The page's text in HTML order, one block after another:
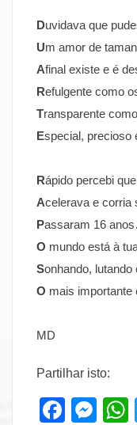
Duvidava que
Um amor de
Afinal existe e é
Refulgente como
Transparente
Especial, precioso
Rápido percebi
Acelerava e corria
Passaram 16
O mundo está à
Sonhando, lutando
O mais importante
MD
Partilhar isto: